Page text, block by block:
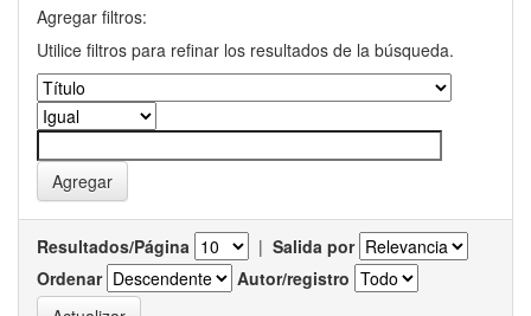
Agregar filtros:
Utilice filtros para refinar los resultados de la búsqueda.
Resultados/Página | Salida por
Ordenar
Autor/registro